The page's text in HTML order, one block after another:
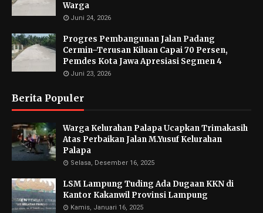
Warga
Juni 24, 2026
Progres Pembangunan Jalan Padang
Cermin–Terusan Kiluan Capai 70 Persen,
Pemdes Kota Jawa Apresiasi Segmen 4
Juni 23, 2026
Berita Populer
Warga Kelurahan Palapa Ucapkan Trimakasih
Atas Perbaikan Jalan M.Yusuf Kelurahan
Palapa
Selasa, Desember 16, 2025
LSM Lampung Tuding Ada Dugaan KKN di
Kantor Kakanwil Provinsi Lampung
Kamis, Januari 16, 2025